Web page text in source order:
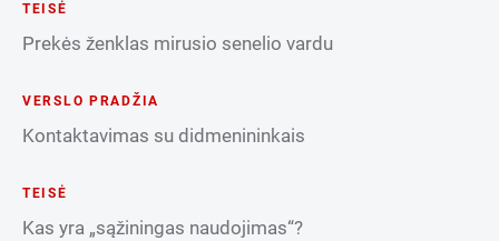
TEISĖ
Prekės ženklas mirusio senelio vardu
VERSLO PRADŽIA
Kontaktavimas su didmenininkais
TEISĖ
Kas yra „sąžiningas naudojimas“?